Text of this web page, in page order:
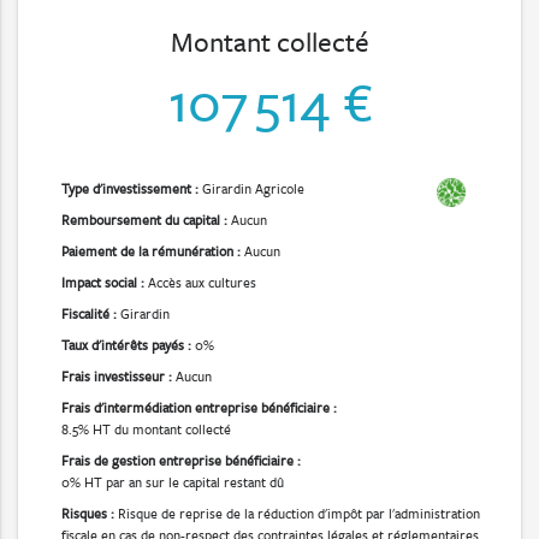
0.25x
1x
Subtitles
subtitles off
Captions
captions off
Chapters
Chapters
Montant collecté
107 514 €
Type d'investissement :Girardin Agricole
Remboursement du capital :Aucun
Paiement de la rémunération :Aucun
Impact social :Accès aux cultures
Fiscalité :Girardin
Taux d'intérêts payés :0%
Frais investisseur :Aucun
Frais d'intermédiation entreprise bénéficiaire :
8.5% HT du montant collecté
Frais de gestion entreprise bénéficiaire :
0% HT par an sur le capital restant dû
Risques : Risque de reprise de la réduction d'impôt par l'administration